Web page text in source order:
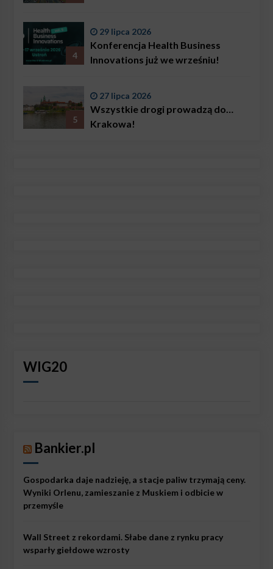
4
29 lipca 2026
Konferencja Health Business
Innovations już we wrześniu!
5
27 lipca 2026
Wszystkie drogi prowadzą do…
Krakowa!
WIG20
Bankier.pl
Gospodarka daje nadzieję, a stacje paliw trzymają ceny.
Wyniki Orlenu, zamieszanie z Muskiem i odbicie w
przemyśle
Wall Street z rekordami. Słabe dane z rynku pracy
wsparły giełdowe wzrosty